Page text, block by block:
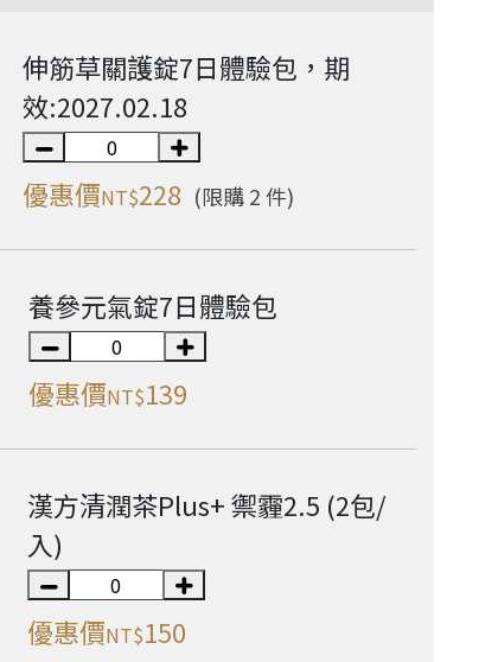
伸筋草關護錠7日體驗包，期
效:2027.02.18
優惠價NT$228 (限購 2 件)
養參元氣錠7日體驗包
優惠價NT$139
漢方清潤茶Plus+ 禦霾2.5 (2包/
入)
優惠價NT$150